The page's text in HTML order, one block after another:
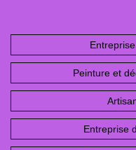
Peinture et
Entreprise